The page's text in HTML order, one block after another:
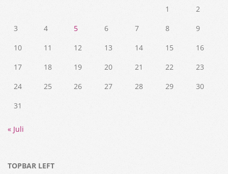
1
2
3
4 5 6 7 8
9
10
11 12 13 14 15
16
17
18 19 20 21 22
23
24
25 26 27 28 29
30
31
« Juli
TOPBAR LEFT